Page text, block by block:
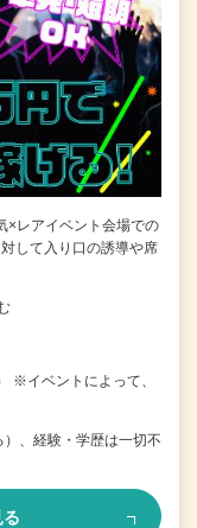
×レアイベント会場での
して入り口の誘導や席
※イベントによって、
、経験・学歴は一切不